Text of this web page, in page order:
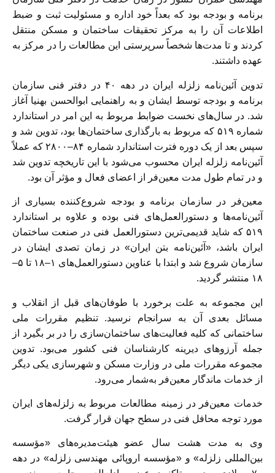
برنامه و بودجه بود که بعداً خود اداره و مسئولیت ثبت و ضبط
اطلاعات آن را به مرکز تحقیقات ساختمان و مسکن منتقل
کردند و تا مدت‌ها شخصاً سرپرستی این مطالعات را در مرکز به
عهده داشتند.
تدوین آئین‌نامه زلزله ایران در دهه ۴۰ در دفتر فنی سازمان
برنامه و بودجه توسط ایشان و به راهنمایی ابوالحسن بهنیا آغاز
شد. در سال‌های نخست ضوابط مربوط به این امر در استاندارد
شماره ۵۱۹ که مربوط به بارگذاری ساختمان‌ها بود، تدوین شد و
سپس بعد از یک دوره فترت استاندارد شماره ۸۴–۲۸۰۰ که عملاً
آئین‌نامه زلزله ایران محسوب می‌شود با این تاریخچه تدوین شد
و در تمام طول مدت معین‌فر از اعضای فعال و مؤثر آن بود.
معین‌فر در سازمان برنامه و بودجه شروع‌کننده بسیاری از
آئین‌نامه‌ها و دستورالعمل‌های فنی بوده و علاوه بر استاندارد
۵۱۹ که شاید قدیمی‌ترین دستورالعمل فنی در صنعت ساختمان
ایران باشد، «آئین‌نامه بتن ایران» در زمان تصدی ایشان در
سازمان شروع شد و ابتدا با عناوین دستورالعمل‌های ۱–۱۸ تا ۵–
۱۸ منتشر گردید.
این مجموعه به علت برخورد با طوفان‌های قبل از انقلاب و
مسائل بعدی آن به سرانجام نرسید. تنظیم مقررات ملی
ساختمانی که کلیه فعالیت‌های ساختمان‌سازی را در بر بگیرد از
جمله آرزوهای دیرینه کار‌شناسان فنی کشور می‌بود. تدوین
مجموعه مقررات ملی در وزارت مسکن و شهرسازی یکی دیگر
از خدمات ماندگار معین‌فر به‌شمار می‌رود.
خدمات معین‌فر در زمینه مطالعات مربوط به زلزله‌های ایران
مورد توجه محافل فنی در سطح جهان قرار گرفت.
وی به مدت هشت سال عضو هیئت‌مدیره‌های «مؤسسه
بین‌المللی زلزله» و «مؤسسه اروپائی مهندسی زلزله» در دهه